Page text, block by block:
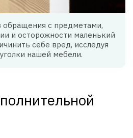
с предметами,
и осторожности маленький
себе вред, исследуя
нашей мебели.